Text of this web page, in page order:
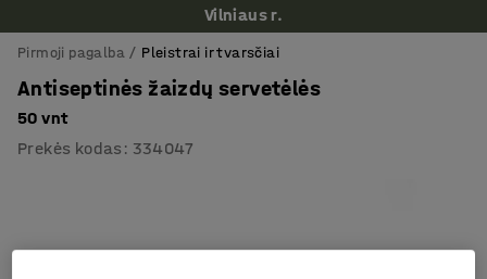
Vilniaus r.
Pirmoji pagalba Pleistrai ir tvarsčiai
Antiseptinės žaizdų servetėlės
50 vnt
Prekės kodas : 334047